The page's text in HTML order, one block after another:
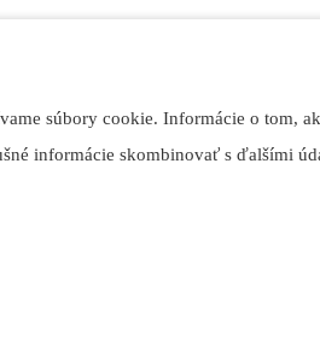
prísad.
valcovniach, baniach, stavebnom
súbory cookie. Informácie o tom,
informácie skombinovať s ďalšími